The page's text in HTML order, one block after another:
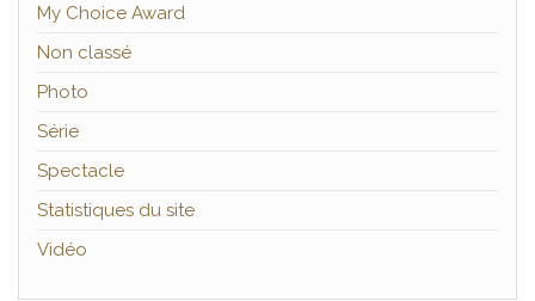
My Choice Award
Non classé
Photo
Série
Spectacle
Statistiques du site
Vidéo